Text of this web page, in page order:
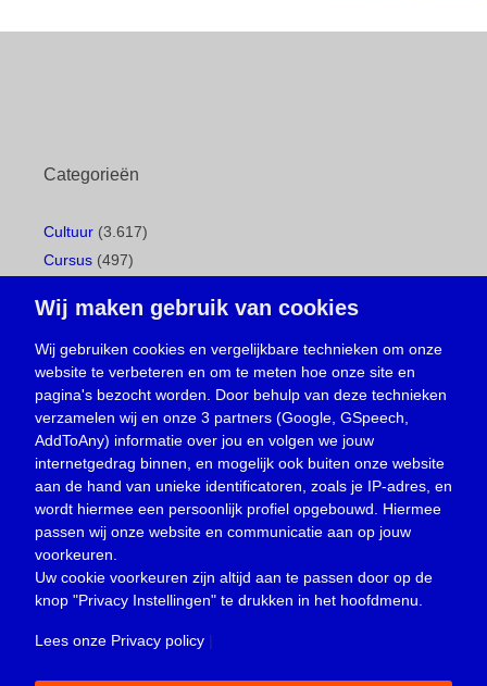
Categorieën
Cultuur (3.617)
Cursus (497)
Gemeentepagina(104)
Ingezonden brief(539)
Media(156)
Nieuws (23.330)
Oproep(734)
Overlijden(39)
Podcast(18)
prijsvraag (5)
Religie (1.438)
Service(226)
Wij maken gebruik van cookies
Wij gebruiken cookies en vergelijkbare technieken om onze
website te verbeteren en om te meten hoe onze site en
pagina's bezocht worden. Door behulp van deze technieken
verzamelen wij en onze 3 partners (Google, GSpeech,
AddToAny) informatie over jou en volgen we jouw
internetgedrag binnen, en mogelijk ook buiten onze website
aan de hand van unieke identificatoren, zoals je IP-adres, en
wordt hiermee een persoonlijk profiel opgebouwd. Hiermee
passen wij onze website en communicatie aan op jouw
voorkeuren.
Uw cookie voorkeuren zijn altijd aan te passen door op de
knop "Privacy Instellingen" te drukken in het hoofdmenu.
Lees onze Privacy policy |